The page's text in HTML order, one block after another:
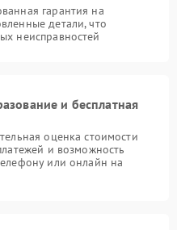
гарантия на
детали, что
неисправностей
и бесплатная
оценка стоимости
и возможность
или онлайн на